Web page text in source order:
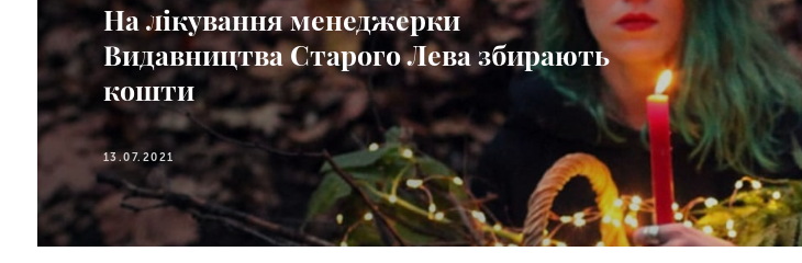
На лікування менеджерки
Видавництва Старого Лева збирають
кошти
13.07.2021